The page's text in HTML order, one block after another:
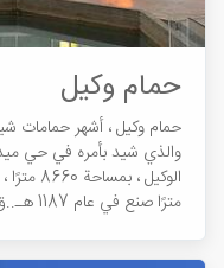
حمام وکیل
حمام وكيل ، أشهر حمامات
والذي شيد بأمره في حي
مترًا صنع في عام 1187 هـ..ق